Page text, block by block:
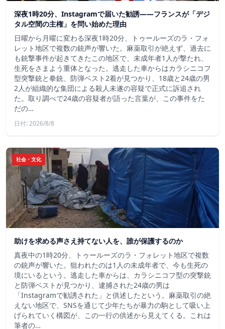
深夜1時20分、Instagramで届いた勧誘――フランスが「デジ
タル空間の主権」を問い始めた理由
日曜から月曜に変わる深夜1時20分、トゥールーズのラ・フォ
レット地区で複数の銃声が響いた。麻薬取引が絶えず、過去に
も銃撃事件が起きてきたこの地区で、未成年者1人が撃たれ、
生死をさまよう重体となった。逃走した車からはカラシニコフ
型突撃銃と拳銃、防弾ベスト2着が見つかり、18歳と24歳の男
2人が組織的な集団による殺人未遂の容疑で正式に訴追され
た。取り調べで24歳の容疑者が語った言葉が、この事件をた
だの…
日付: 2026/8/8
社会・文化
助けを求める声さえ持てない人を、誰が保護するのか
真夜中の1時20分、トゥールーズのラ・フォレット地区で複数
の銃声が響いた。狙われたのは1人の未成年者で、今も生死の
境にいるという。逃走した車からは、カラシニコフ型の突撃銃
と防弾ベストが見つかり、逮捕された24歳の男は
「Instagramで勧誘された」と供述したという。麻薬取引の絶
えない地区で、SNSを通じて少年たちが暴力の駒として吸い上
げられていく構図が、この一行の供述から見えてくる。これは
筆者の…